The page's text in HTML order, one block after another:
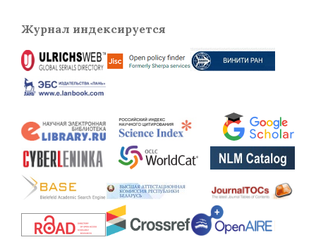
Журнал индексируется